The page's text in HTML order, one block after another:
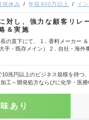
祝休み 年収600万以上 イ
対し、強力な顧客リレ
＆実施
の直下にて、 1．香料メーカー ＆
手・既存メイン） 2．自社・海外
10兆円以上のビジネス規模を持つ
工～開発処方ならびに化学・医
あり